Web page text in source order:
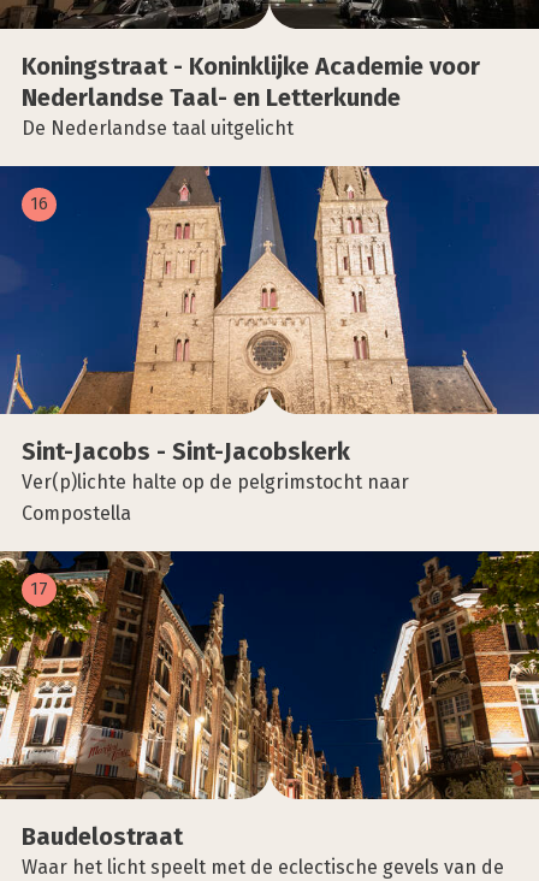
Koningstraat - Konink­lij­ke Aca­de­mie voor
Neder­land­se Taal- en Let­ter­kun­de
De Nederlandse taal uitgelicht
Sint-Jacobs - Sint-Jacobskerk
Ver(p)lichte halte op de pelgrimstocht naar
Compostella
16
Bau­de­los­traat
Waar het licht speelt met de eclectische gevels van de
17